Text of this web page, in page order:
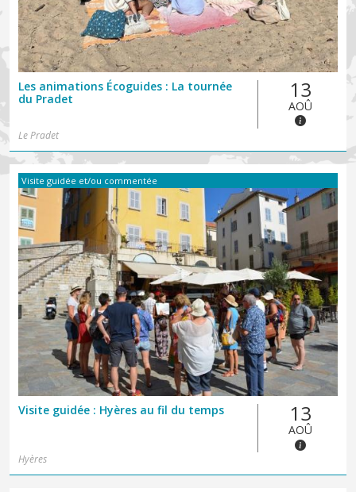
Les animations Écoguides : La tournée
du Pradet
13
AOÛ
Le Pradet
Visite guidée et/ou commentée
Visite guidée : Hyères au fil du temps 13
AOÛ
Hyères